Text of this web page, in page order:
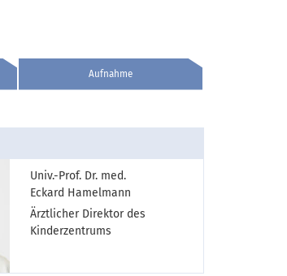
Aufnahme
Univ.-Prof. Dr. med.
Eckard Hamelmann
Ärztlicher Direktor des
Kinderzentrums